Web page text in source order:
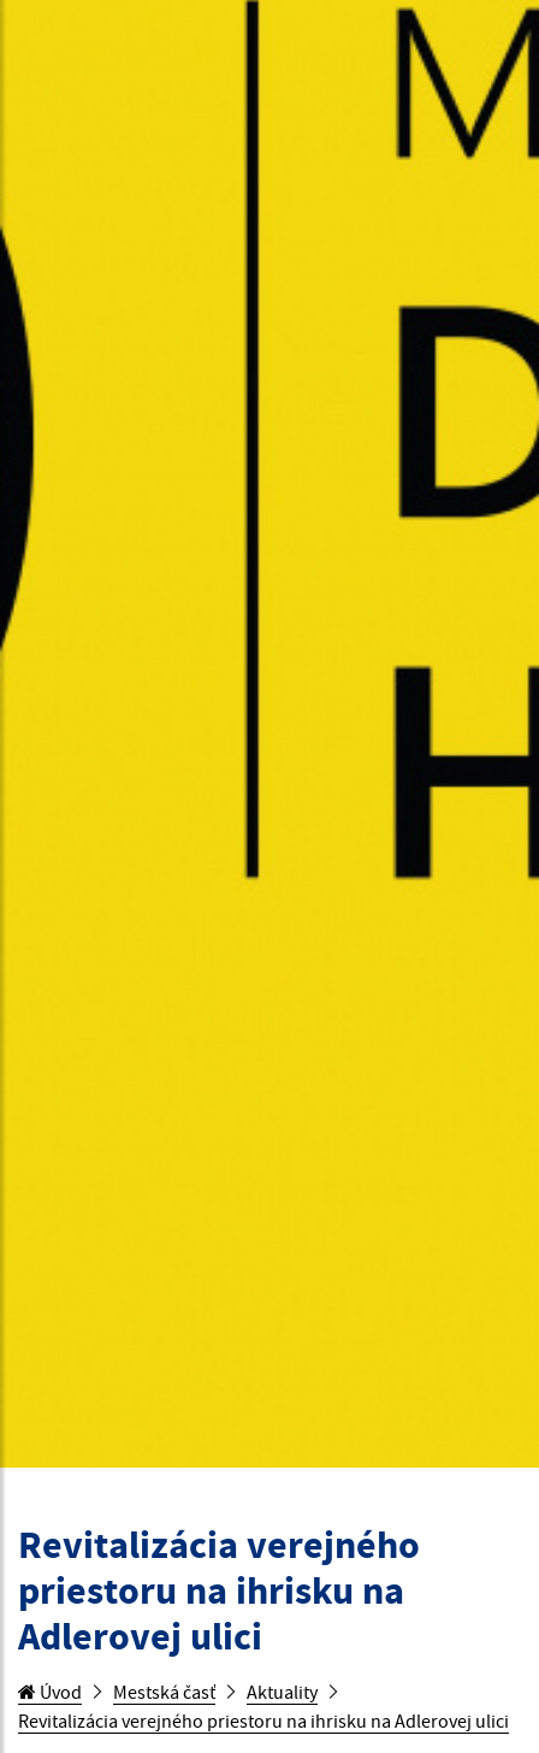
Revitalizácia verejného
priestoru na ihrisku na
Adlerovej ulici
Úvod Mestská časť
Aktuality
Revitalizácia verejného priestoru na ihrisku na Adlerovej ulici